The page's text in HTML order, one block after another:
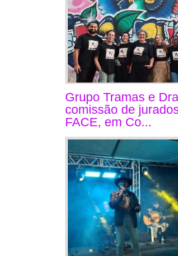
Grupo Tramas e
comissão de
FACE, em Co...